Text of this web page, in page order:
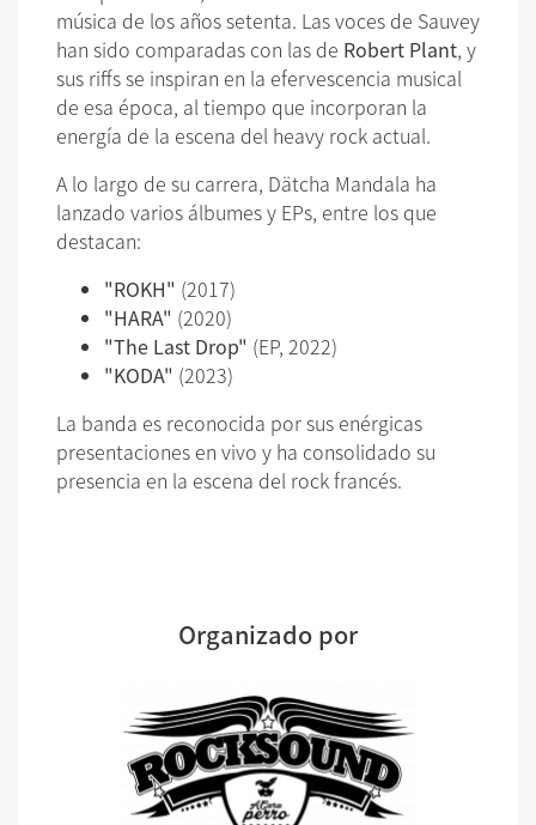
música de los años setenta. Las voces de Sauvey
han sido comparadas con las de Robert Plant, y
sus riffs se inspiran en la efervescencia musical
de esa época, al tiempo que incorporan la
energía de la escena del heavy rock actual.
A lo largo de su carrera, Dätcha Mandala ha
lanzado varios álbumes y EPs, entre los que
destacan:
"ROKH" (2017)
"HARA" (2020)
"The Last Drop" (EP, 2022)
"KODA" (2023)
La banda es reconocida por sus enérgicas
presentaciones en vivo y ha consolidado su
presencia en la escena del rock francés.
Organizado por